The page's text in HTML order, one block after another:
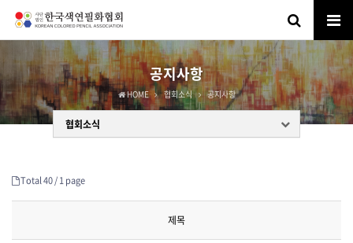
공지사항
HOME 협회소식 공지사항
협회소식
Total 40 /1 page
제목